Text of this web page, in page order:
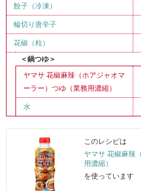
餃子（冷凍）
輪切り唐辛子
花椒（粒）
＜鍋つゆ＞
ヤマサ 花椒麻辣（ホアジャオマ
ーラー）つゆ（業務用濃縮）
水
このレシピは
ヤマサ 花椒麻辣
用濃縮）
を使っています